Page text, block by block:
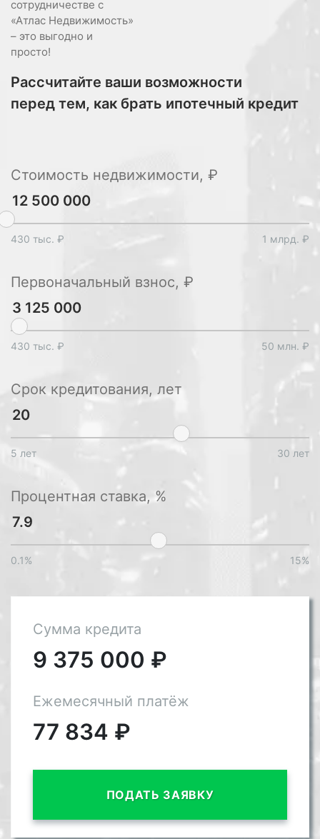
сотрудничестве с
«Атлас Недвижимость»
– это выгодно и
просто!
Рассчитайте ваши возможности
перед тем, как брать ипотечный кредит
Стоимость недвижимости, ₽
430 тыс. ₽ 1 млрд. ₽
Первоначальный взнос, ₽
430 тыс. ₽ 50 млн. ₽
Срок кредитования, лет
5 лет 30 лет
Процентная ставка, %
0.1% 15%
Сумма кредита
9 375 000 ₽
Ежемесячный платёж
77 834 ₽
ПОДАТЬ ЗАЯВКУ